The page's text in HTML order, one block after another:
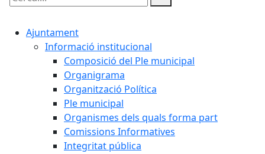
Cercar:
Ajuntament
Informació institucional
Composició del Ple municipal
Organigrama
Organització Política
Ple municipal
Organismes dels quals forma part
Comissions Informatives
Integritat pública